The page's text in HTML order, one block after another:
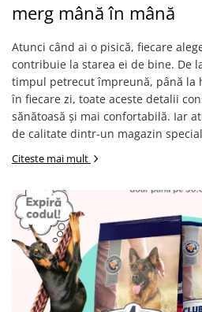
merg mână în mână
Atunci când ai o pisică, fiecare
contribuie la starea ei de bine. De
timpul petrecut împreună, până la
în fiecare zi, toate aceste detalii
sănătoasă și mai confortabilă. Iar
de calitate dintr-un magazin
Citeste mai mult